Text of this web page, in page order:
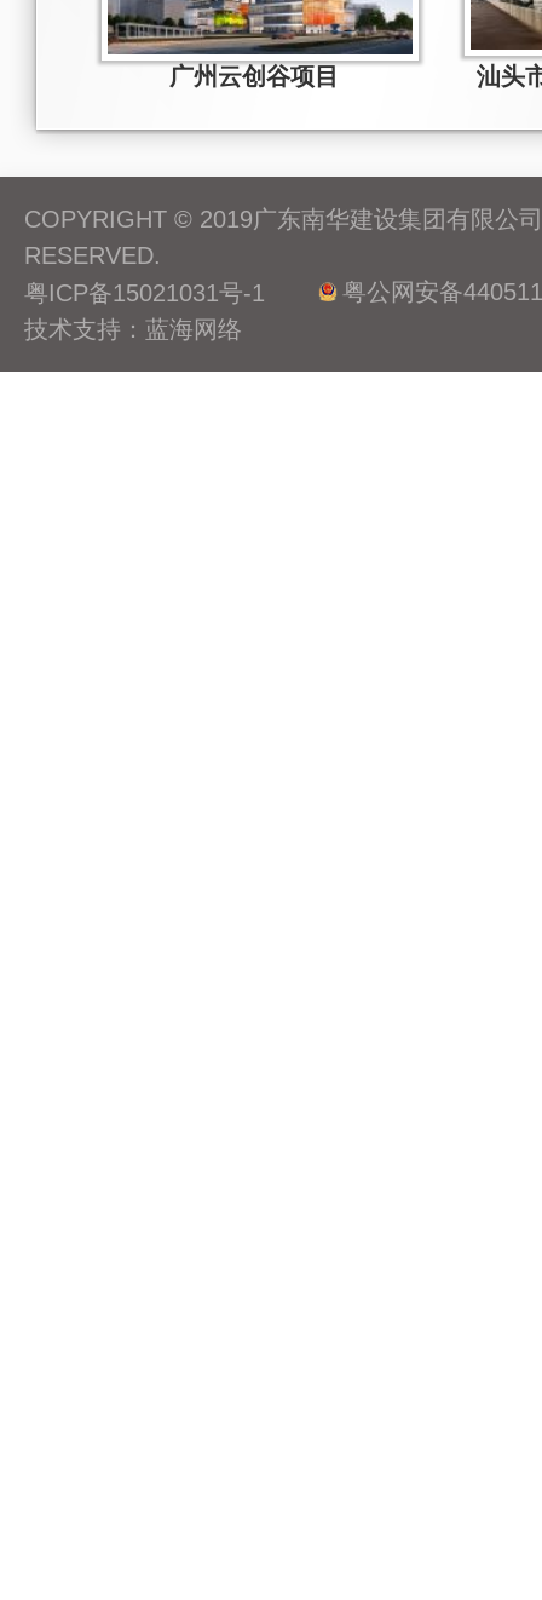
广州云创谷项目
COPYRIGHT © 2019广东南华建设集团有限公
RESERVED.
粤ICP备15021031号-1
粤公网安备
技术支持：蓝海网络